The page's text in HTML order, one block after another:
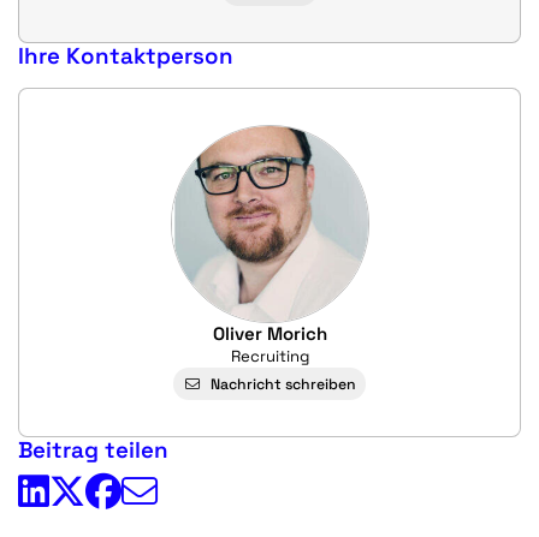
Ihre Kontaktperson
Oliver Morich
Recruiting
Nachricht schreiben
Beitrag teilen